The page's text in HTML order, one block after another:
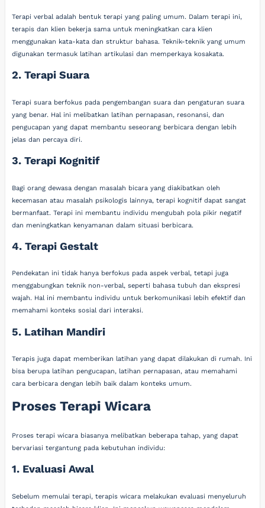
Terapi verbal adalah bentuk terapi yang paling umum. Dalam terapi ini,
terapis dan klien bekerja sama untuk meningkatkan cara klien
menggunakan kata-kata dan struktur bahasa. Teknik-teknik yang umum
digunakan termasuk latihan artikulasi dan memperkaya kosakata.
2. Terapi Suara
Terapi suara berfokus pada pengembangan suara dan pengaturan suara
yang benar. Hal ini melibatkan latihan pernapasan, resonansi, dan
pengucapan yang dapat membantu seseorang berbicara dengan lebih
jelas dan percaya diri.
3. Terapi Kognitif
Bagi orang dewasa dengan masalah bicara yang diakibatkan oleh
kecemasan atau masalah psikologis lainnya, terapi kognitif dapat sangat
bermanfaat. Terapi ini membantu individu mengubah pola pikir negatif
dan meningkatkan kenyamanan dalam situasi berbicara.
4. Terapi Gestalt
Pendekatan ini tidak hanya berfokus pada aspek verbal, tetapi juga
menggabungkan teknik non-verbal, seperti bahasa tubuh dan ekspresi
wajah. Hal ini membantu individu untuk berkomunikasi lebih efektif dan
memahami konteks sosial dari interaksi.
5. Latihan Mandiri
Terapis juga dapat memberikan latihan yang dapat dilakukan di rumah. Ini
bisa berupa latihan pengucapan, latihan pernapasan, atau memahami
cara berbicara dengan lebih baik dalam konteks umum.
Proses Terapi Wicara
Proses terapi wicara biasanya melibatkan beberapa tahap, yang dapat
bervariasi tergantung pada kebutuhan individu:
1. Evaluasi Awal
Sebelum memulai terapi, terapis wicara melakukan evaluasi menyeluruh